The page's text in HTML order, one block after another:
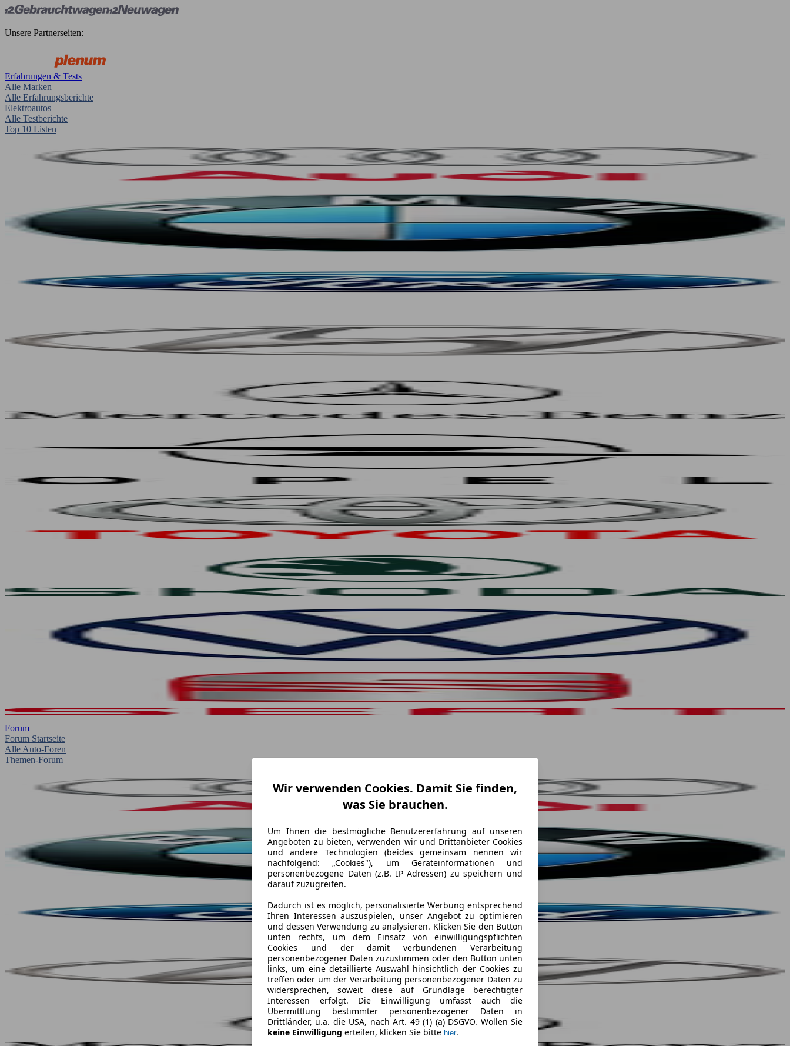
Unsere Partnerseiten:
Erfahrungen & Tests
Alle Marken
Alle Erfahrungsberichte
Elektroautos
Alle Testberichte
Top 10 Listen
Forum
Forum Startseite
Alle Auto-Foren
Themen-Forum
Wir verwenden Cookies. Damit Sie finden,
was Sie brauchen.
Um Ihnen die bestmögliche Benutzererfahrung auf unseren
Angeboten zu bieten, verwenden wir und Drittanbieter Cookies
und andere Technologien (beides gemeinsam nennen wir
nachfolgend: „Cookies"), um Geräteinformationen und
personenbezogene Daten (z.B. IP Adressen) zu speichern und
darauf zuzugreifen.
Dadurch ist es möglich, personalisierte Werbung entsprechend
Ihren Interessen auszuspielen, unser Angebot zu optimieren
und dessen Verwendung zu analysieren. Klicken Sie den Button
unten rechts, um dem Einsatz von einwilligungspflichten
Cookies und der damit verbundenen Verarbeitung
personenbezogener Daten zuzustimmen oder den Button unten
links, um eine detaillierte Auswahl hinsichtlich der Cookies zu
treffen oder um der Verarbeitung personenbezogener Daten zu
widersprechen, soweit diese auf Grundlage berechtigter
Interessen erfolgt. Die Einwilligung umfasst auch die
Übermittlung bestimmter personenbezogener Daten in
Drittländer, u.a. die USA, nach Art. 49 (1) (a) DSGVO. Wollen Sie
keine Einwilligung erteilen, klicken Sie bitte hier.